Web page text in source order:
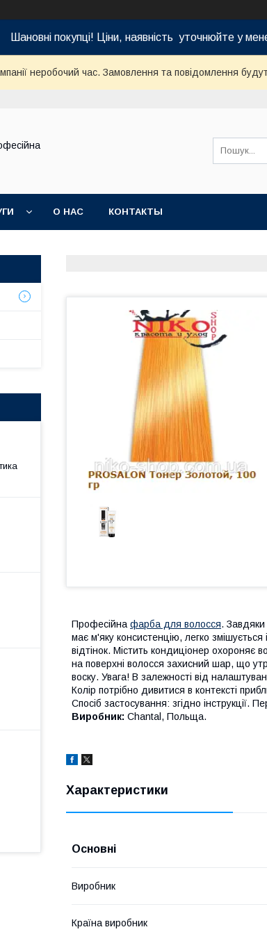
Шановні покупці! Ціни, наявність уточнюйте у
неробочий час. Замовлення та повідомлення
О НАС КОНТАКТЫ
Професійна фарба для волосся. Завдяки
має м'яку консистенцію, легко
відтінок. Містить кондиціонер охороняє
на поверхні волосся захисний шар, що
воску. Увага! В залежності від
Колір потрібно дивитися в контексті
Спосіб застосування: згідно інструкції.
Виробник: Chantal, Польща.
Характеристики
Основні
Виробник
Країна виробник